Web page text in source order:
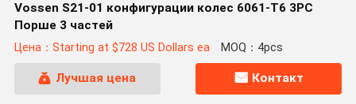
Vossen S21-01 конфигурации колес 6061-T6 3PC
Порше 3 частей
Цена：Starting at $728 US Dollars ea MOQ：4pcs
Лучшая цена Контакт